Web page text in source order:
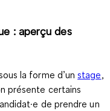
: aperçu des
la forme d’unstage,
présente certains
de prendre un